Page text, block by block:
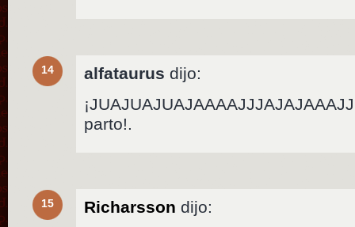
14 alfataurus dijo:
parto!.
15 Richarsson dijo: